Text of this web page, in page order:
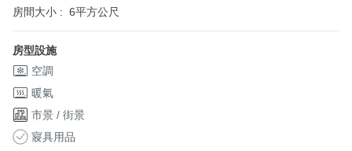
房間大小 : 6平方公尺
房型設施
空調
暖氣
市景 / 街景
寢具用品